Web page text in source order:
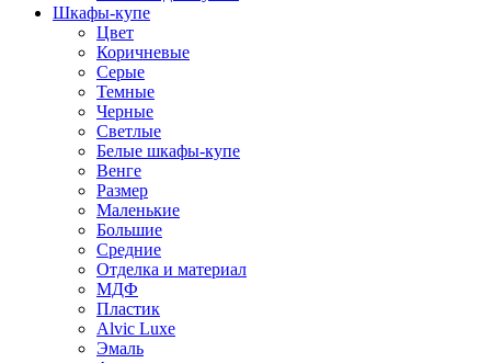
Шкафы-купе
Цвет
Коричневые
Серые
Темные
Черные
Светлые
Белые шкафы-купе
Венге
Размер
Маленькие
Большие
Средние
Отделка и материал
МДФ
Пластик
Alvic Luxe
Эмаль